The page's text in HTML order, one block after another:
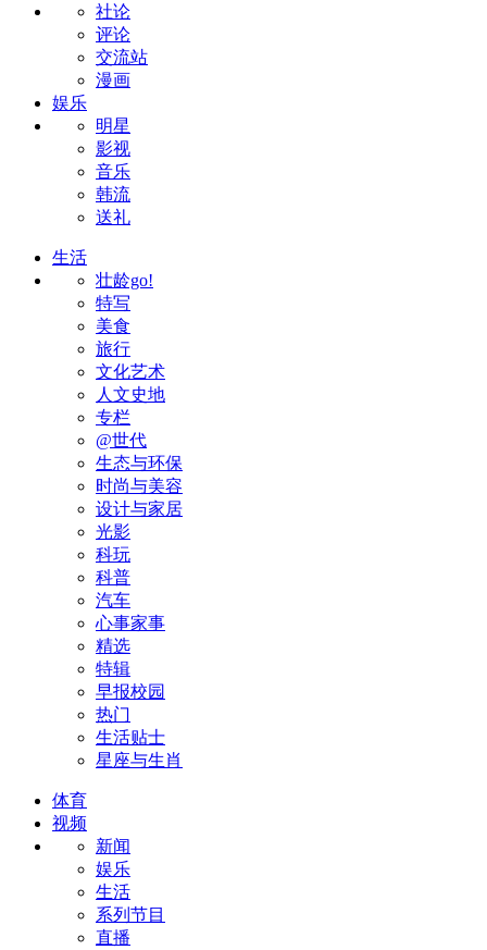
社论
评论
交流站
漫画
娱乐
明星
影视
音乐
韩流
送礼
生活
壮龄go!
特写
美食
旅行
文化艺术
人文史地
专栏
@世代
生态与环保
时尚与美容
设计与家居
光影
科玩
科普
汽车
心事家事
精选
特辑
早报校园
热门
生活贴士
星座与生肖
体育
视频
新闻
娱乐
生活
系列节目
直播